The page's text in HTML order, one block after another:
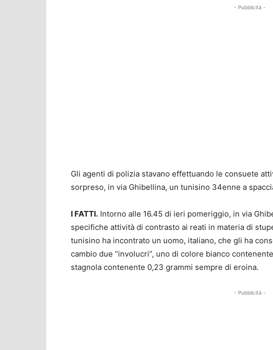
- Pubblicità -
Gli agenti di polizia stavano effettuando le consuete
sorpreso, in via Ghibellina, un tunisino 34enne a
I FATTI. Intorno alle 16.45 di ieri pomeriggio, in via
specifiche attività di contrasto ai reati in materia di
tunisino ha incontrato un uomo, italiano, che gli ha
cambio due “involucri”, uno di colore bianco
stagnola contenente 0,23 grammi sempre di eroina.
- Pubblicità -